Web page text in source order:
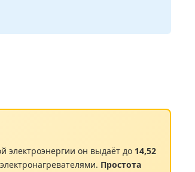
электроэнергии он выдаёт до 14,52
Простота